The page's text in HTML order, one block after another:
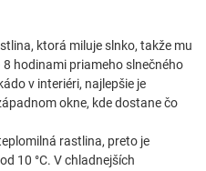
ktorá miluje slnko, takže mu
hodinami priameho slnečného
v interiéri, najlepšie je
okne, kde dostane čo
rastlina, preto je
10 °C. V chladnejších